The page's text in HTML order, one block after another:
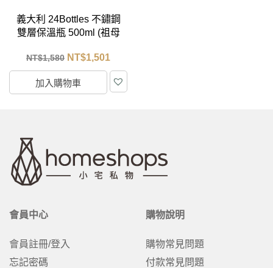
義大利 24Bottles 不鏽鋼
雙層保溫瓶 500ml (祖母
NT$1,580 NT$1,501
加入購物車
會員中心
會員註冊/登入
忘記密碼
購物說明
購物常見問題
付款常見問題